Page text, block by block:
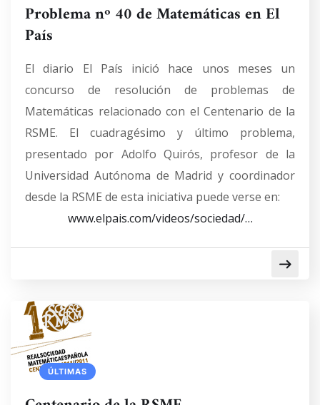
Problema nº 40 de Matemáticas en El
País
El diario El País inició hace unos meses un
concurso de resolución de problemas de
Matemáticas relacionado con el Centenario de la
RSME. El cuadragésimo y último problema,
presentado por Adolfo Quirós, profesor de la
Universidad Autónoma de Madrid y coordinador
desde la RSME de esta iniciativa puede verse en:
www.elpais.com/videos/sociedad/…
ÚLTIMAS